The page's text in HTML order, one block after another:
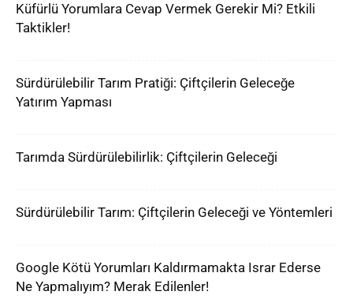
Küfürlü Yorumlara Cevap Vermek Gerekir Mi? Etkili
Taktikler!
Sürdürülebilir Tarım Pratiği: Çiftçilerin Geleceğe
Yatırım Yapması
Tarımda Sürdürülebilirlik: Çiftçilerin Geleceği
Sürdürülebilir Tarım: Çiftçilerin Geleceği ve Yöntemleri
Google Kötü Yorumları Kaldırmamakta Israr Ederse
Ne Yapmalıyım? Merak Edilenler!